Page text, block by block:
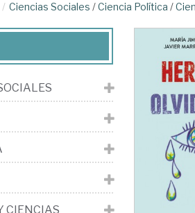
Ciencias Sociales /Ciencia Política /
CIENCIAS